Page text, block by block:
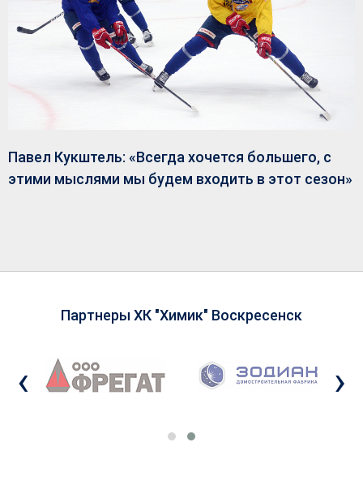
Павел Кукштель: «Всегда хочется большего, с
этими мыслями мы будем входить в этот сезон»
Партнеры ХК "Химик" Воскресенск
‹ ›